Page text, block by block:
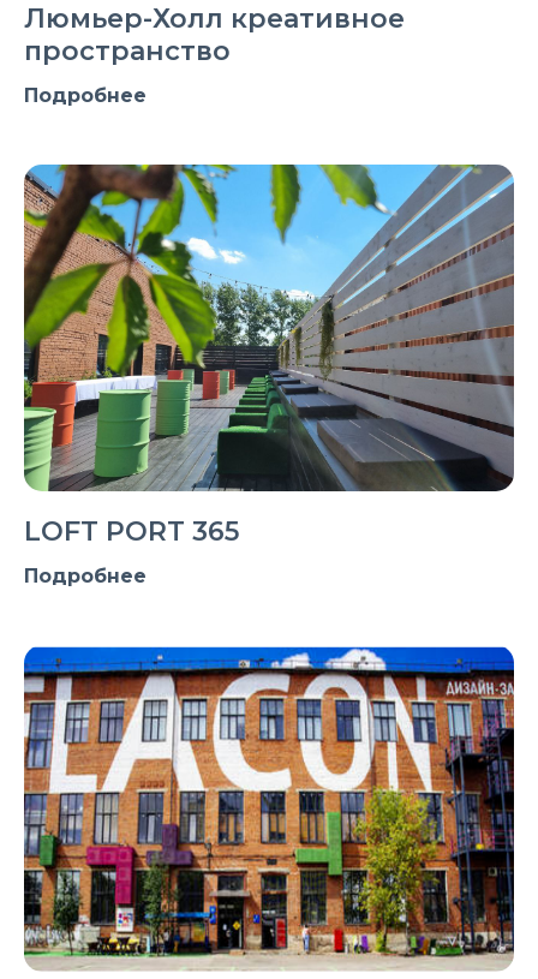
Люмьер-Холл креативное
пространство
Подробнее
LOFT PORT 365
Подробнее